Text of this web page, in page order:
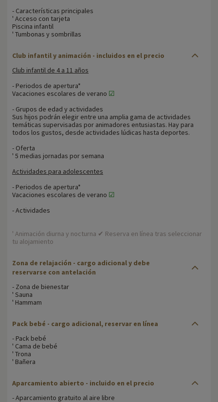
- Características principales
' Acceso con tarjeta
Piscina infantil
' Tumbonas y sombrillas
Club infantil y animación - incluidos en el precio
Club infantil de 4 a 11 años
- Periodos de apertura*
Vacaciones escolares de verano ☑
- Grupos de edad y actividades
Sus hijos podrán elegir entre una amplia gama de actividades
temáticas supervisadas por animadores entusiastas. Hay para
todos los gustos, desde actividades lúdicas hasta deportes.
- Oferta
' 5 medias jornadas por semana
Actividades para adolescentes
- Periodos de apertura*
Vacaciones escolares de verano ☑
- Actividades
' Animación diurna y nocturna ✔ Reserva en línea tras seleccionar
tu alojamiento
Zona de relajación - cargo adicional y debe
reservarse con antelación
- Zona de bienestar
' Sauna
' Hammam
Pack bebé - cargo adicional, reservar en línea
- Pack bebé
' Cama de bebé
' Trona
' Bañera
Aparcamiento abierto - incluido en el precio
- Aparcamiento gratuito al aire libre